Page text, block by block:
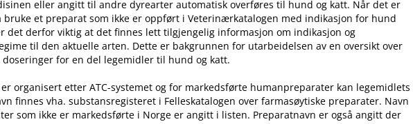
eller angitt til andre dyrearter automatisk overføres til hund og katt. Når det er
bruke et preparat som ikke er oppført i Veterinærkatalogen med indikasjon for hund
det derfor viktig at det finnes lett tilgjengelig informasjon om indikasjon og
til den aktuelle arten. Dette er bakgrunnen for utarbeidelsen av en oversikt over
doseringer for en del legemidler til hund og katt.
organisert etter ATC-systemet og for markedsførte humanpreparater kan legemidlets
finnes vha. substansregisteret i Felleskatalogen over farmasøytiske preparater. Navn
som ikke er markedsførte i Norge er angitt i listen. Preparatnavn er også angitt der